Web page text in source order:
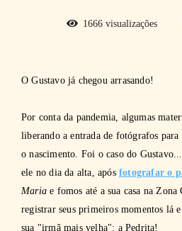
1666 visualizações
O Gustavo já chegou arrasando!
Por conta da pandemia, algumas
liberando a entrada de fotógrafos
o nascimento. Foi o caso do
ele no dia da alta, após fotografar o
Maria e fomos até a sua casa na Zona
registrar seus primeiros momentos lá
sua "irmã mais velha": a Pedrita!